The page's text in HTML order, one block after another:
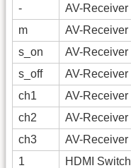
-
AV-Receiver
m
AV-Receiver
s_on
AV-Receiver
s_off
AV-Receiver
ch1
AV-Receiver
ch2
AV-Receiver
ch3
AV-Receiver
1
HDMI Switch